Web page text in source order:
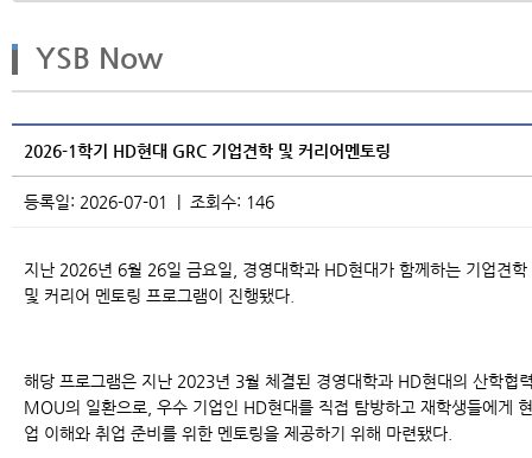
YSB Now
2026-1학기 HD현대 GRC 기업견학 및 커리어멘토링
등록일: 2026-07-01 | 조회수: 146
지난 2026년 6월 26일 금요일, 경영대학과 HD현대가 함께하는 기업견학
및 커리어 멘토링 프로그램이 진행됐다.
해당 프로그램은 지난 2023년 3월 체결된 경영대학과 HD현대의 산학협
MOU의 일환으로, 우수 기업인 HD현대를 직접 탐방하고 재학생들에게 현
업 이해와 취업 준비를 위한 멘토링을 제공하기 위해 마련됐다.